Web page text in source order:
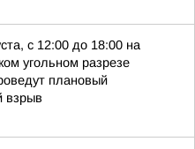
с 12:00 до 18:00 на
угольном разрезе
плановый
взрыв